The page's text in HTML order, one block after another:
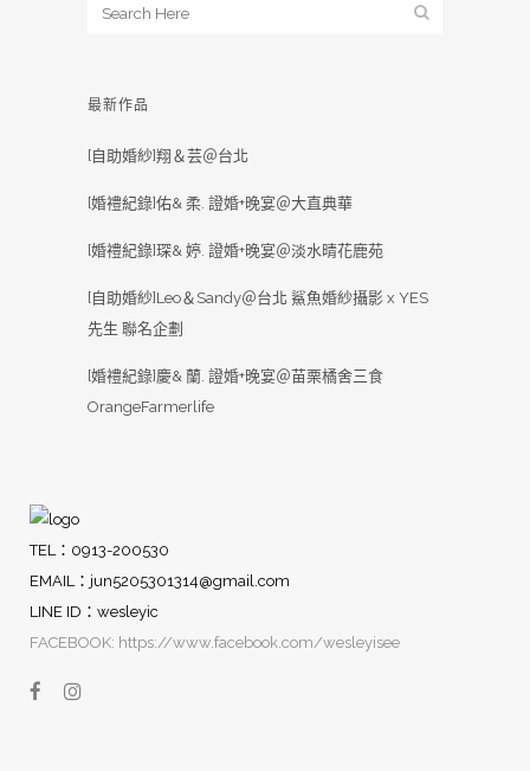
最新作品
[自助婚紗]翔＆芸＠台北
[婚禮紀錄]佑& 柔. 證婚+晚宴＠大直典華
[婚禮紀錄]琛& 婷. 證婚+晚宴＠淡水晴花鹿苑
[自助婚紗]Leo＆Sandy＠台北 鯊魚婚紗攝影 x YES
先生 聯名企劃
[婚禮紀錄]慶& 蘭. 證婚+晚宴＠苗栗橘舍三食
OrangeFarmerlife
TEL：0913-200530
EMAIL： jun5205301314@gmail.com
LINE ID：wesleyic
FACEBOOK: https://www.facebook.com/wesleyisee